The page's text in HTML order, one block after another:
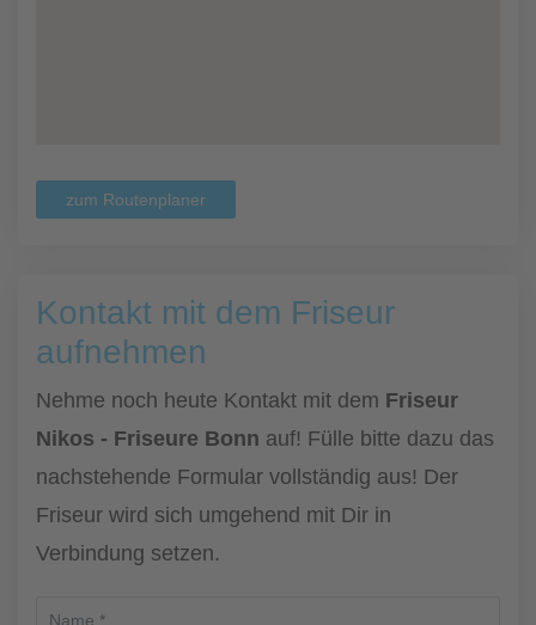
zum Routenplaner
Kontakt mit dem Friseur
aufnehmen
Nehme noch heute Kontakt mit dem Friseur
Nikos - Friseure Bonn auf! Fülle bitte dazu das
nachstehende Formular vollständig aus! Der
Friseur wird sich umgehend mit Dir in
Verbindung setzen.